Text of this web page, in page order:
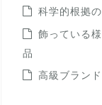
科学的根拠
飾っている
品
高級ブランド